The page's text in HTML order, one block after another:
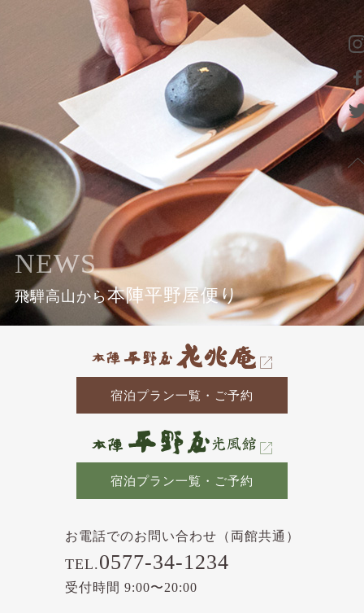
NEWS
飛騨高山から本陣平野屋便り
宿泊プラン一覧・ご予約
宿泊プラン一覧・ご予約
お電話でのお問い合わせ（両館共通）
TEL.0577-34-1234
受付時間 9:00〜20:00